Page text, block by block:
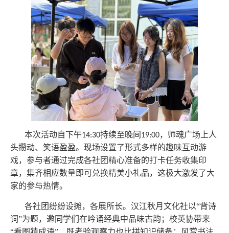
本次活动自下午14:30持续至晚间 19:00，师魂广场上人
头攒动、笑语盈盈。现场设置了形式多样的趣味互动游
戏，参与者通过完成各社团精心准备的打卡任务收集印
章，集齐相应数量即可兑换精美小礼品，这极大激发了大
家的参与热情。
各社团纷纷设摊，各展所长。汉江秋月文化社以“背诗
词”为题，邀同学们在吟诵经典中品味古韵；校英协带来